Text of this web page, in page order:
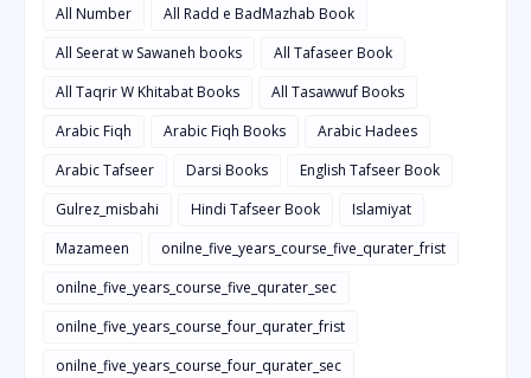
All Number
All Radd e BadMazhab Book
All Seerat w Sawaneh books
All Tafaseer Book
All Taqrir W Khitabat Books
All Tasawwuf Books
Arabic Fiqh
Arabic Fiqh Books
Arabic Hadees
Arabic Tafseer
Darsi Books
English Tafseer Book
Gulrez_misbahi
Hindi Tafseer Book
Islamiyat
Mazameen
onilne_five_years_course_five_qurater_frist
onilne_five_years_course_five_qurater_sec
onilne_five_years_course_four_qurater_frist
onilne_five_years_course_four_qurater_sec